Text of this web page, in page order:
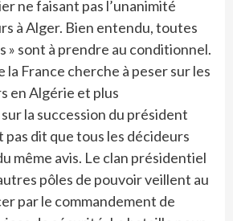
ne faisant pas l’unanimité
à Alger. Bien entendu, toutes
» sont à prendre au conditionnel.
la France cherche à peser sur les
en Algérie et plus
la succession du président
pas dit que tous les décideurs
même avis. Le clan présidentiel
pôles de pouvoir veillent au
par le commandement de